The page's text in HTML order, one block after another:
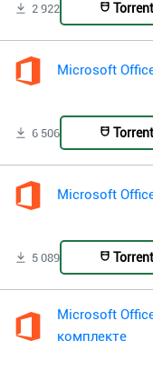
2 922 Torrent
Microsoft
6 506 Torrent
Microsoft
5 089 Torrent
Microsoft
комплекте